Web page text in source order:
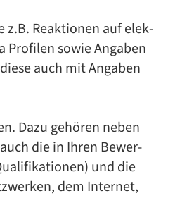
z.B. Re­ak­tio­nen auf elek­
so­wie An­ga­ben
auch mit An­ga­ben
Dazu ge­hö­ren ne­ben
die in Ih­ren Be­wer­
und die
dem In­ter­net,